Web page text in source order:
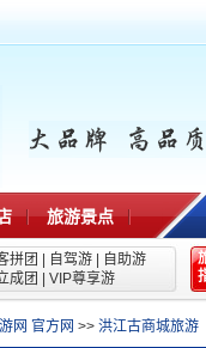
旅游景点
拼团 自驾游
自助游
成团
VIP尊享游
网 官方网 >> 洪江古商城旅游